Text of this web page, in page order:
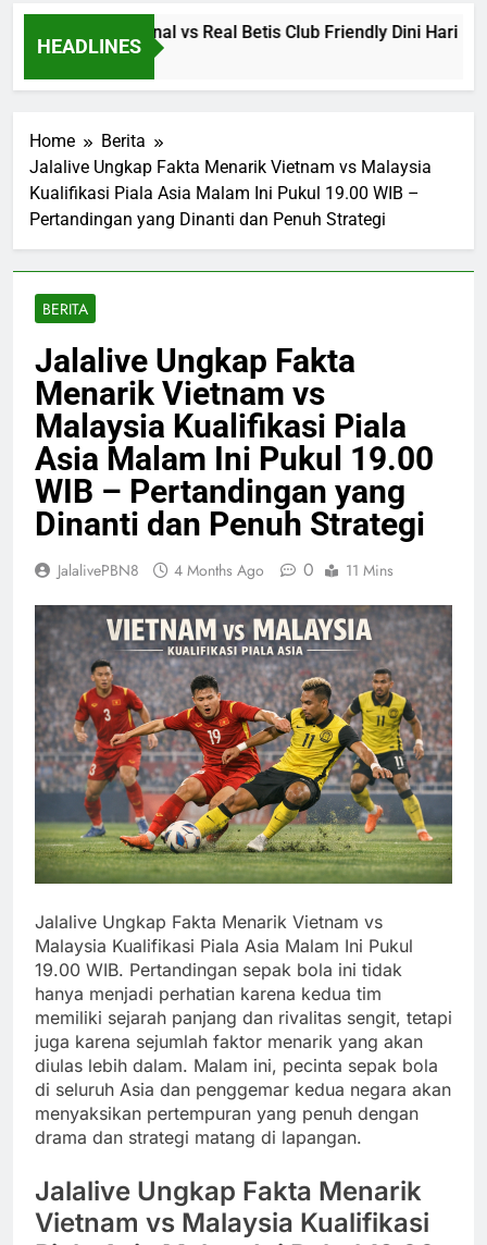
HEADLINES
Jalalive Arsenal vs Real Betis Club Friendly Dini Hari Ini
Home
Berita
Jalalive Ungkap Fakta Menarik Vietnam vs Malaysia
Kualifikasi Piala Asia Malam Ini Pukul 19.00 WIB –
Pertandingan yang Dinanti dan Penuh Strategi
BERITA
Jalalive Ungkap Fakta
Menarik Vietnam vs
Malaysia Kualifikasi Piala
Asia Malam Ini Pukul 19.00
WIB – Pertandingan yang
Dinanti dan Penuh Strategi
JalalivePBN8 4 Months Ago 0 11 Mins
Jalalive Ungkap Fakta Menarik Vietnam vs
Malaysia Kualifikasi Piala Asia Malam Ini Pukul
19.00 WIB. Pertandingan sepak bola ini tidak
hanya menjadi perhatian karena kedua tim
memiliki sejarah panjang dan rivalitas sengit, tetapi
juga karena sejumlah faktor menarik yang akan
diulas lebih dalam. Malam ini, pecinta sepak bola
di seluruh Asia dan penggemar kedua negara akan
menyaksikan pertempuran yang penuh dengan
drama dan strategi matang di lapangan.
Jalalive Ungkap Fakta Menarik
Vietnam vs Malaysia Kualifikasi